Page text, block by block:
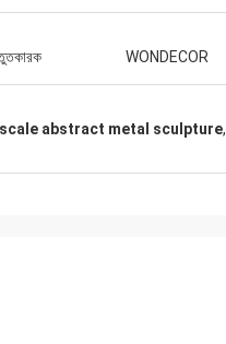
WONDECOR
abstract metal sculpture,